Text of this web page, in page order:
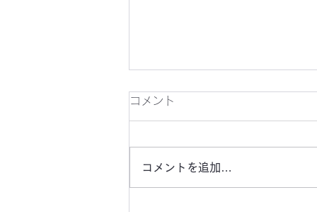
かわらばん249号
コメント
コメントを追加…